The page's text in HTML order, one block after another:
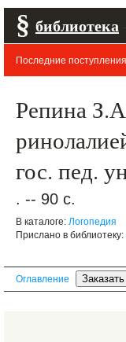
§ библиотека
Последние поступления
Репина
гос. пед.
. -- 90 с.
В каталоге: Логопедия
Прислано в библиотеку:
Оглавление